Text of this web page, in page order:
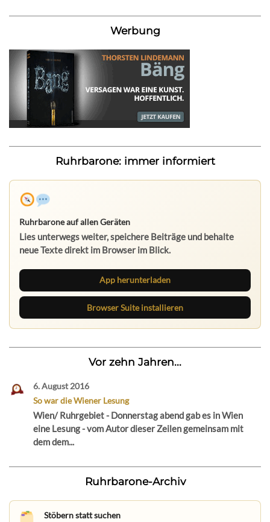
Werbung
Ruhrbarone: immer informiert
Ruhrbarone auf allen Geräten
Lies unterwegs weiter, speichere Beiträge und behalte
neue Texte direkt im Browser im Blick.
App herunterladen
Browser Suite installieren
Vor zehn Jahren...
6. August 2016
So war die Wiener Lesung
Wien/ Ruhrgebiet - Donnerstag abend gab es in Wien
eine Lesung - vom Autor dieser Zeilen gemeinsam mit
dem dem...
Ruhrbarone-Archiv
Stöbern statt suchen